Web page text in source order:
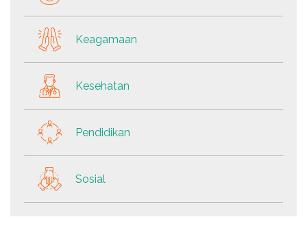
Keagamaan
Kesehatan
Pendidikan
Sosial